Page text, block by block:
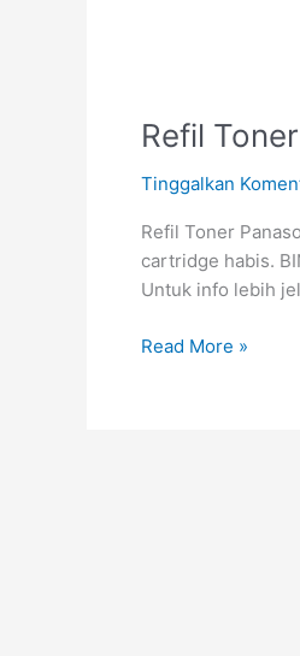
Refil
Tinggalkan
Refil Toner
cartridge habis.
Untuk info lebih
Refil
Panasonic
FA85E
Refill
Murah
Read More »